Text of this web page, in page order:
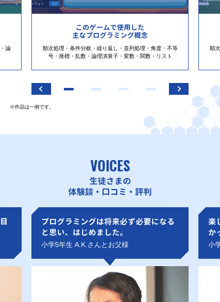
論
このゲームで使用した
主なプログラミング概念
順次処理・条件分岐・繰り返し・並列処理・角度・不等
号・座標・乱数・論理演算子・変数・関数・リスト
順
※作品は一例です。
VOICES
生徒さまの
体験談・口コミ・評判
プログラミングは将来必ず必要になる
と思い、はじめました。
小学5年生 A.K.さんとお父様
楽
か
小